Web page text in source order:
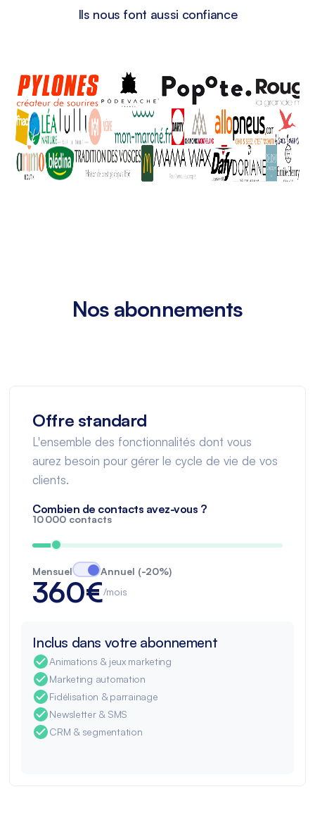
Ils nous font aussi confiance
Nos abonnements
Offre standard
L'ensemble des fonctionnalités dont vous
aurez besoin pour gérer le cycle de vie de vos
clients.
Combien de contacts avez-vous ?
10 000 contacts
Mensuel Annuel (-20%)
360€/mois
Inclus dans votre abonnement
Animations & jeux marketing
Marketing automation
Fidélisation & parrainage
Newsletter & SMS
CRM & segmentation